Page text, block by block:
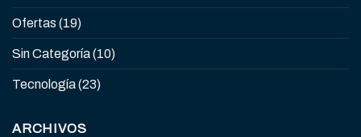
Ofertas (19)
Sin Categoría(10)
Tecnología(23)
ARCHIVOS